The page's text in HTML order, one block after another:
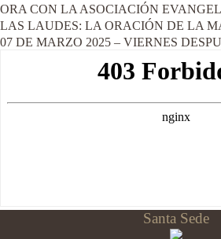
ORA CON LA ASOCIACIÓN
LAS LAUDES: LA ORACIÓN DE LA
07 DE MARZO 2025 – VIERNES
Santa Sede